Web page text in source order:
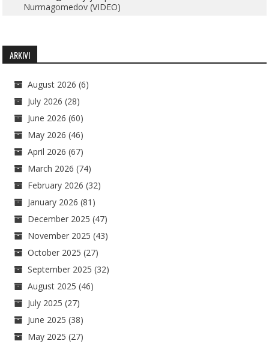
Nurmagomedov (VIDEO)
ARKIVI
August 2026 (6)
July 2026 (28)
June 2026 (60)
May 2026 (46)
April 2026 (67)
March 2026 (74)
February 2026 (32)
January 2026 (81)
December 2025 (47)
November 2025 (43)
October 2025 (27)
September 2025 (32)
August 2025 (46)
July 2025 (27)
June 2025 (38)
May 2025 (27)